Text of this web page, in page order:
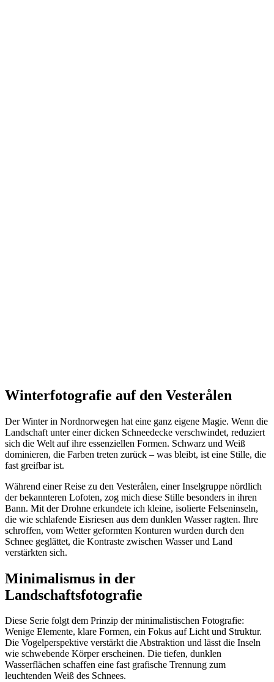
Winterfotografie auf den Vesterålen
Der Winter in Nordnorwegen hat eine ganz eigene Magie. Wenn die
Landschaft unter einer dicken Schneedecke verschwindet, reduziert
sich die Welt auf ihre essenziellen Formen. Schwarz und Weiß
dominieren, die Farben treten zurück – was bleibt, ist eine Stille, die
fast greifbar ist.
Während einer Reise zu den Vesterålen, einer Inselgruppe nördlich
der bekannteren Lofoten, zog mich diese Stille besonders in ihren
Bann. Mit der Drohne erkundete ich kleine, isolierte Felseninseln,
die wie schlafende Eisriesen aus dem dunklen Wasser ragten. Ihre
schroffen, vom Wetter geformten Konturen wurden durch den
Schnee geglättet, die Kontraste zwischen Wasser und Land
verstärkten sich.
Minimalismus in der
Landschaftsfotografie
Diese Serie folgt dem Prinzip derminimalistischen Fotografie:
Wenige Elemente, klare Formen, ein Fokus auf Licht und Struktur.
Die Vogelperspektive verstärkt die Abstraktion und lässt die Inseln
wie schwebende Körper erscheinen. Die tiefen, dunklen
Wasserflächen schaffen eine fast grafische Trennung zum
leuchtenden Weiß des Schnees.